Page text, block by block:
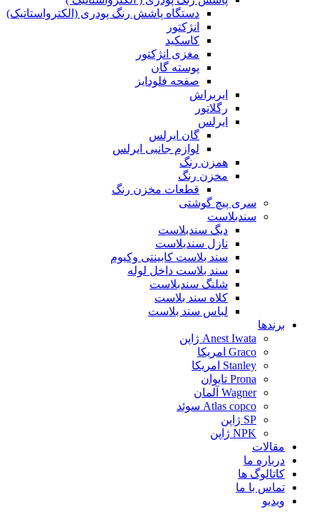
دستگاه پاشش رنگ پودری (الکترواستاتیک)
انژکتور
کاسکید
مغزی انژکتور
پوسته گان
صفحه فلودایز
ایربراش
رگلاتور
ایرلس
گان ایرلس
لوازم جانبی ایرلس
همزن رنگ
مخزن رنگ
قطعات مخزن رنگ
سری پیچ گوشتی
سندبلاست
دیگ سندبلاست
نازل سندبلاست
سند بلاست کابینتی وکیوم
سند بلاست داخل لوله
شلنگ سندبلاست
کلاه سند بلاست
لباس سند بلاست
برندها
Anest Iwata ژاپن
Graco امریکا
Stanley امریکا
Prona تایوان
Wagner آلمان
Atlas copco سوئد
SP ژاپن
NPK ژاپن
مقالات
درباره ما
کاتالوگ ها
تماس با ما
ویدیو